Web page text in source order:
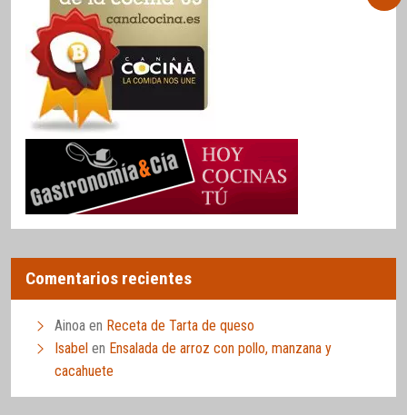
Comentarios recientes
Ainoa en Receta de Tarta de queso
Isabel en Ensalada de arroz con pollo, manzana y
cacahuete